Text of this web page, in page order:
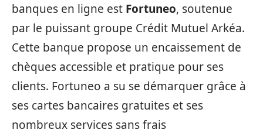
banques en ligne est Fortuneo, soutenue
par le puissant groupe Crédit Mutuel Arkéa.
Cette banque propose un encaissement de
chèques accessible et pratique pour ses
clients. Fortuneo a su se démarquer grâce à
ses cartes bancaires gratuites et ses
nombreux services sans frais